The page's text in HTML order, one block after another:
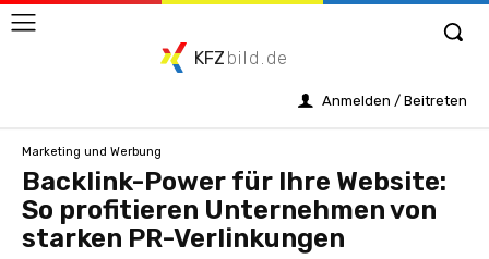
KFZ bild.de
Anmelden / Beitreten
Marketing und Werbung
Backlink-Power für Ihre Website:
So profitieren Unternehmen von
starken PR-Verlinkungen